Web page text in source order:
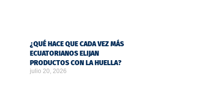
¿QUÉ HACE QUE CADA VEZ MÁS
ECUATORIANOS ELIJAN
PRODUCTOS CON LA HUELLA?
julio 20, 2026